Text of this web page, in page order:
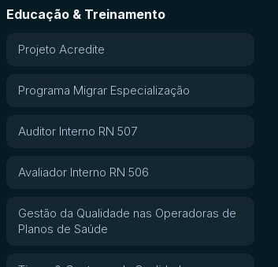
Educação & Treinamento
Projeto Acredite
Programa Migrar Especialização
Auditor Interno RN 507
Avaliador Interno RN 506
Gestão da Qualidade nas Operadoras de
Planos de Saúde